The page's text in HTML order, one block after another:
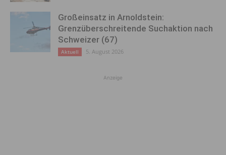
Großeinsatz in Arnoldstein:
Grenzüberschreitende Suchaktion nach
Schweizer (67)
Aktuell 5. August 2026
Anzeige